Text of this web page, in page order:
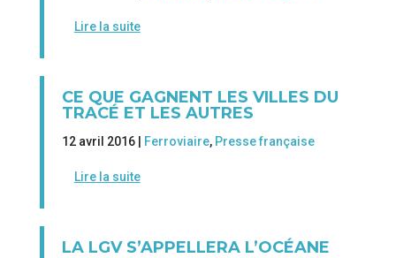
Lire la suite
CE QUE GAGNENT LES VILLES DU
TRACÉ ET LES AUTRES
12 avril 2016 | Ferroviaire, Presse française
Lire la suite
LA LGV S’APPELLERA L’OCÉANE